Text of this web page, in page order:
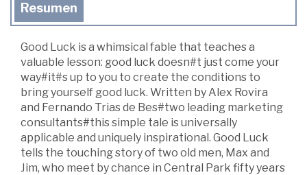
Resumen
Good Luck is a whimsical fable that teaches a
valuable lesson: good luck doesn#t just come your
way#it#s up to you to create the conditions to
bring yourself good luck. Written by Alex Rovira
and Fernando Trias de Bes#two leading marketing
consultants#this simple tale is universally
applicable and uniquely inspirational. Good Luck
tells the touching story of two old men, Max and
Jim, who meet by chance in Central Park fifty years